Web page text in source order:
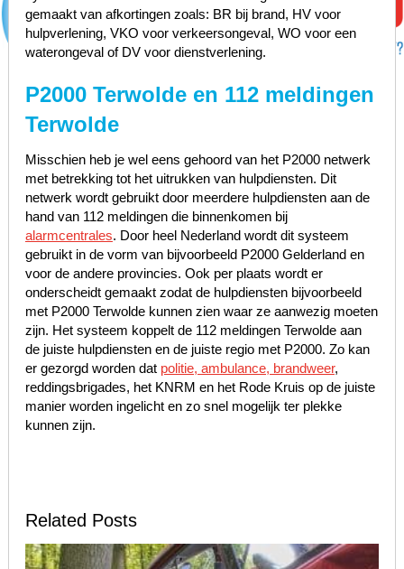
gemaakt van afkortingen zoals: BR bij brand, HV voor
hulpverlening, VKO voor verkeersongeval, WO voor een
waterongeval of DV voor dienstverlening.
P2000 Terwolde en 112 meldingen
Terwolde
Misschien heb je wel eens gehoord van het P2000 netwerk
met betrekking tot het uitrukken van hulpdiensten. Dit
netwerk wordt gebruikt door meerdere hulpdiensten aan de
hand van 112 meldingen die binnenkomen bij
alarmcentrales. Door heel Nederland wordt dit systeem
gebruikt in de vorm van bijvoorbeeld P2000 Gelderland en
voor de andere provincies. Ook per plaats wordt er
onderscheidt gemaakt zodat de hulpdiensten bijvoorbeeld
met P2000 Terwolde kunnen zien waar ze aanwezig moeten
zijn. Het systeem koppelt de 112 meldingen Terwolde aan
de juiste hulpdiensten en de juiste regio met P2000. Zo kan
er gezorgd worden dat politie, ambulance, brandweer,
reddingsbrigades, het KNRM en het Rode Kruis op de juiste
manier worden ingelicht en zo snel mogelijk ter plekke
kunnen zijn.
Related Posts